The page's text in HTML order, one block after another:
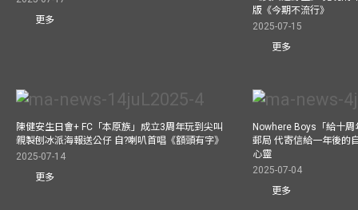
更多
版《今期不流行》
2025-07-15
更多
陳健安生日會+ FC「本原族」成立3周年玩到尖叫
親製刨冰派海報送公仔 自?喇叭首唱《額頭有字》
2025-07-14
更多
Nowhere Boys「給十
郵局 代寄信給一年後的
心靈
2025-07-04
更多